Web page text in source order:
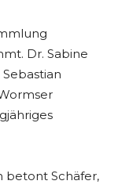
Dr. Sabine
betont Schäfer,